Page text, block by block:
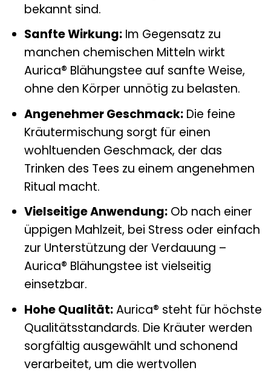
bekannt sind.
Sanfte Wirkung:Im Gegensatz zu
manchen chemischen Mitteln wirkt
Aurica® Blähungstee auf sanfte Weise,
ohne den Körper unnötig zu belasten.
Angenehmer Geschmack:Die feine
Kräutermischung sorgt für einen
wohltuenden Geschmack, der das
Trinken des Tees zu einem angenehmen
Ritual macht.
Vielseitige Anwendung:Ob nach einer
üppigen Mahlzeit, bei Stress oder einfach
zur Unterstützung der Verdauung –
Aurica® Blähungstee ist vielseitig
einsetzbar.
Hohe Qualität:Aurica® steht für höchste
Qualitätsstandards. Die Kräuter werden
sorgfältig ausgewählt und schonend
verarbeitet, um die wertvollen